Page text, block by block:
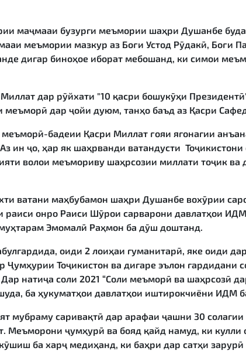
маҷмааи бузурги меъмории шаҳри Душанбе
меъмории мазкур аз Боғи Устод Рӯдакӣ, Боғи
дигар биноҳое иборат мебошанд, ки симои
дар рӯйхати "10 қасри бошукӯҳи
меъморӣ дар ҷойи дуюм, танҳо баъд аз Қасри
бадеии Қасри Миллат ғояи ягонагии
ин ҷо, ҳар як шаҳрванди ватандусти
волои меъмориву шаҳрсозии миллати тоҷик ва
ватани маҳбубамон шаҳри Душанбе вохӯрии
раиси онро Раиси Шӯрои сарварони давлатҳои
Эмомалӣ Раҳмон ба дӯш доштанд.
оиди 2 лоиҳаи гуманитарӣ, яке оиди
Ҷумҳурии Тоҷикистон ва дигаре эълон
натиҷа соли 2021 “Соли меъморӣ ва шаҳрсозӣ
ба ҳукуматҳои давлатҳои иштирокчиёни ИДМ
мубраму саривақтӣ дар арафаи ҷашни 30
Меъморони ҷумҳурӣ ва бояд қайд намуд, ки кулли
ба харҷ медиҳанд, ки баҳри дар сатҳи